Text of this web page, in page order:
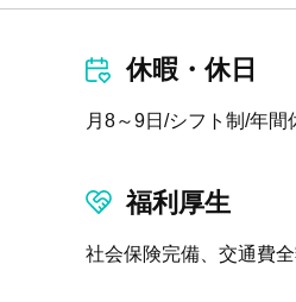
休暇・休日
月8～9日/シフト制/年
福利厚生
社会保険完備、交通費